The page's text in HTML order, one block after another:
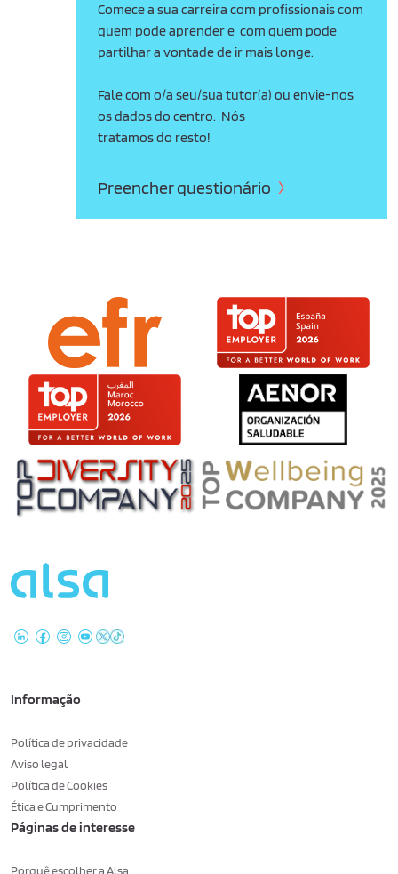
Comece a sua carreira com profissionais com
quem pode aprender e com quem pode
partilhar a vontade de ir mais longe.
Fale com o/a seu/sua tutor(a) ou envie-nos
os dados do centro. Nós
tratamos do resto!
Preencher questionário
Informação
Política de privacidade
Aviso legal
Política de Cookies
Ética e Cumprimento
Páginas de interesse
Porquê escolher a Alsa